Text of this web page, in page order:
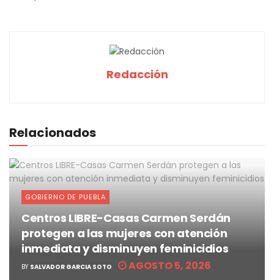
Redacción
Relacionados
GOBIERNO DE PUEBLA
Centros LIBRE-Casas Carmen Serdán
protegen a las mujeres con atención
inmediata y disminuyen feminicidios
BY SALVADOR GARCIA SOTO AGOSTO 5, 2026